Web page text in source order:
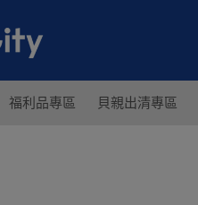
福利品專區 貝親出清專區